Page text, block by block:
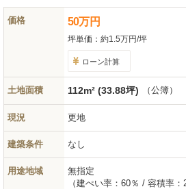
価格 50万円
坪単価： 約1.5万円/坪
ローン計算
土地面積 112m² (33.88坪) （公簿）
現況 更地
建築条件 なし
用途地域
無指定
（建ぺい率：60％ / 容積率：